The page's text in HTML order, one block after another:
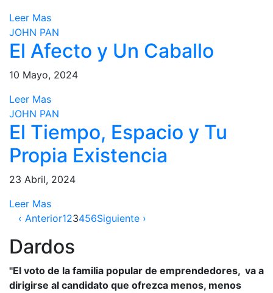
Leer Mas
JOHN PAN
El Afecto y Un Caballo
10 Mayo, 2024
Leer Mas
JOHN PAN
El Tiempo, Espacio y Tu
Propia Existencia
23 Abril, 2024
Leer Mas
‹ Anterior123456Siguiente ›
Dardos
"El voto de la familia popular de emprendedores, va a
dirigirse al candidato que ofrezca menos, menos